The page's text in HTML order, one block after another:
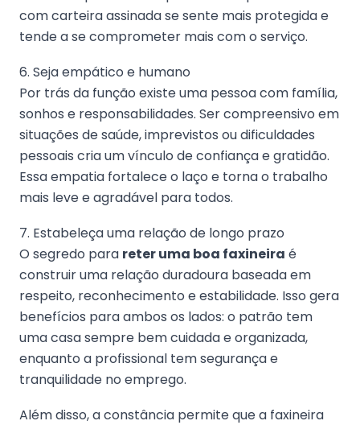
com carteira assinada se sente mais protegida e
tende a se comprometer mais com o serviço.
6. Seja empático e humano
Por trás da função existe uma pessoa com família,
sonhos e responsabilidades. Ser compreensivo em
situações de saúde, imprevistos ou dificuldades
pessoais cria um vínculo de confiança e gratidão.
Essa empatia fortalece o laço e torna o trabalho
mais leve e agradável para todos.
7. Estabeleça uma relação de longo prazo
O segredo para reter uma boa faxineira é
construir uma relação duradoura baseada em
respeito, reconhecimento e estabilidade. Isso gera
benefícios para ambos os lados: o patrão tem
uma casa sempre bem cuidada e organizada,
enquanto a profissional tem segurança e
tranquilidade no emprego.
Além disso, a constância permite que a faxineira